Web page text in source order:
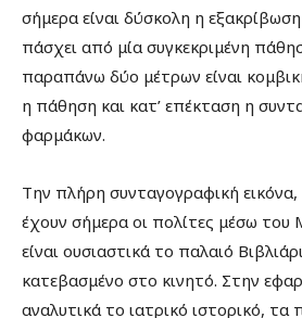
σήμερα είναι δύσκολη η
πάσχει από μία συγκεκριμένη
παραπάνω δύο μέτρων είναι
η πάθηση και κατ’ επέκταση η
φαρμάκων.
Την πλήρη συνταγογραφική
έχουν σήμερα οι πολίτες μέσω
είναι ουσιαστικά το παλαιό
κατεβασμένο στο κινητό. Στην
αναλυτικά το ιατρικό ιστορικό, τα